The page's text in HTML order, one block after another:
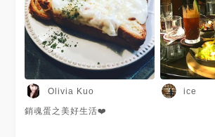
Olivia Kuo
銷魂蛋之美好生活❤️
ice